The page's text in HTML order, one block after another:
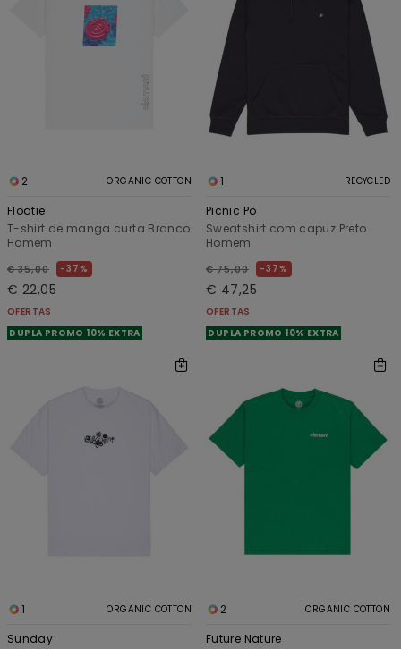
2 ORGANIC COTTON
Floatie
T-shirt de manga curta Branco
Homem
€ 35,00 37%
€ 22,05
OFERTAS
DUPLA PROMO 10% EXTRA
1 RECYCLED
Picnic Po
Sweatshirt com capuz Preto
Homem
€ 75,00 37%
€ 47,25
OFERTAS
DUPLA PROMO 10% EXTRA
1 ORGANIC COTTON
Sunday
2 ORGANIC COTTON
Future Nature